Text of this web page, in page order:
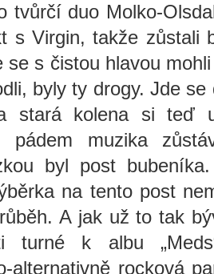
tvůrčí duo Molko-
s Virgin, takže zůstali
se s čistou hlavou
byly ty drogy. Jde
stará kolena si teď
pádem muzika
byl post
na tento post
A jak už to tak
turné k albu
alternativně rocková